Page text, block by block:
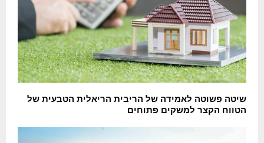
שיטה פשוטה לאמידה של הריבית הריאלית הטבעית של
הטווח הקצר למשקים פתוחים